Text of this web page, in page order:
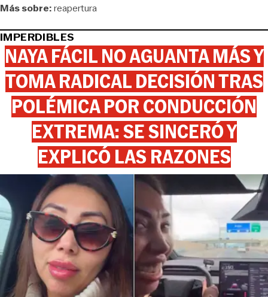
Más sobre:reapertura
IMPERDIBLES
NAYA FÁCIL NO AGUANTA MÁS Y
TOMA RADICAL DECISIÓN TRAS
POLÉMICA POR CONDUCCIÓN
EXTREMA: SE SINCERÓ Y
EXPLICÓ LAS RAZONES